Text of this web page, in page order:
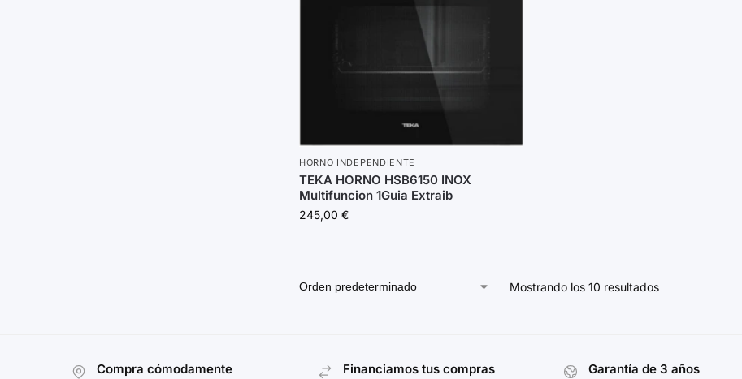
HORNO INDEPENDIENTE
TEKA HORNO HSB6150 INOX
Multifuncion 1Guia Extraib
245,00 €
Mostrando los 10 resultados
Compra cómodamente Financiamos tus compras Garantía de 3 años